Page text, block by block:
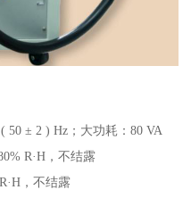
± 2 ) Hz；大功耗：80 VA
R·H，不结露
，不结露